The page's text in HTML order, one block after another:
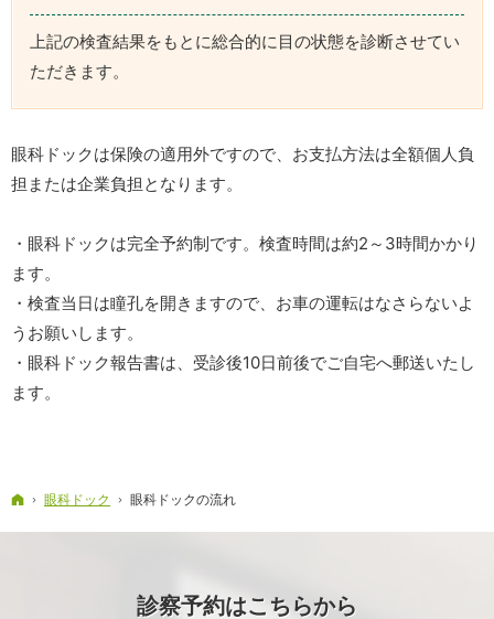
上記の検査結果をもとに総合的に目の状態を診断させてい
ただきます。
眼科ドックは保険の適用外ですので、お支払方法は全額個人負
担または企業負担となります。
・眼科ドックは完全予約制です。検査時間は約2～3時間かかり
ます。
・検査当日は瞳孔を開きますので、お車の運転はなさらないよ
うお願いします。
・眼科ドック報告書は、受診後10日前後でご自宅へ郵送いたし
ます。
ホーム
眼科ドック 眼科ドックの流れ
診察予約はこちらから